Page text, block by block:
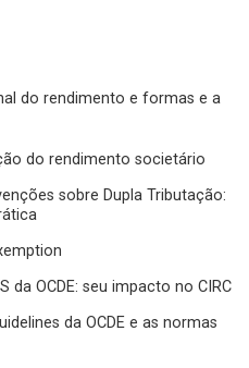
do rendimento e formas e a
do rendimento societário
sobre Dupla Tributação:
da OCDE: seu impacto no CIRC
da OCDE e as normas